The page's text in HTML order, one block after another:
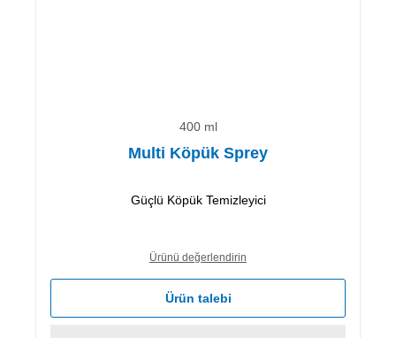
400 ml
Multi Köpük Sprey
Güçlü Köpük Temizleyici
Ürünü değerlendirin
Ürün talebi